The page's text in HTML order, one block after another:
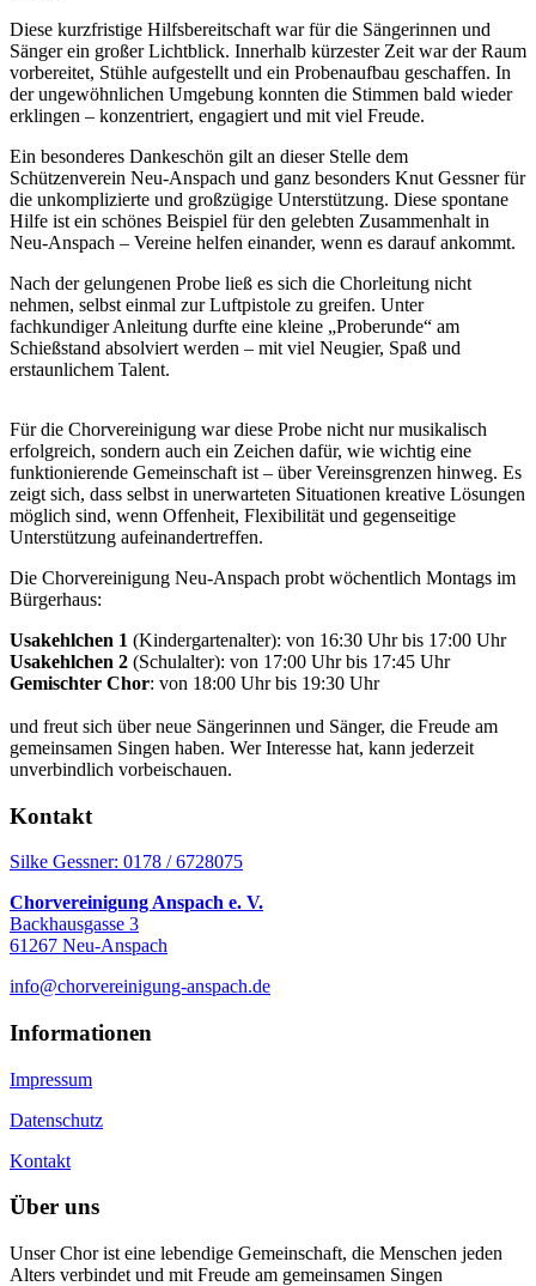
Diese kurzfristige Hilfsbereitschaft war für die Sängerinnen und
Sänger ein großer Lichtblick. Innerhalb kürzester Zeit war der Raum
vorbereitet, Stühle aufgestellt und ein Probenaufbau geschaffen. In
der ungewöhnlichen Umgebung konnten die Stimmen bald wieder
erklingen – konzentriert, engagiert und mit viel Freude.
Ein besonderes Dankeschön gilt an dieser Stelle dem
Schützenverein Neu-Anspach und ganz besonders Knut Gessner für
die unkomplizierte und großzügige Unterstützung. Diese spontane
Hilfe ist ein schönes Beispiel für den gelebten Zusammenhalt in
Neu-Anspach – Vereine helfen einander, wenn es darauf ankommt.
Nach der gelungenen Probe ließ es sich die Chorleitung nicht
nehmen, selbst einmal zur Luftpistole zu greifen. Unter
fachkundiger Anleitung durfte eine kleine „Proberunde“ am
Schießstand absolviert werden – mit viel Neugier, Spaß und
erstaunlichem Talent.
Für die Chorvereinigung war diese Probe nicht nur musikalisch
erfolgreich, sondern auch ein Zeichen dafür, wie wichtig eine
funktionierende Gemeinschaft ist – über Vereinsgrenzen hinweg. Es
zeigt sich, dass selbst in unerwarteten Situationen kreative Lösungen
möglich sind, wenn Offenheit, Flexibilität und gegenseitige
Unterstützung aufeinandertreffen.
Die Chorvereinigung Neu-Anspach probt wöchentlich Montags im
Bürgerhaus:
Usakehlchen 1 (Kindergartenalter): von 16:30 Uhr bis 17:00 Uhr
Usakehlchen 2 (Schulalter): von 17:00 Uhr bis 17:45 Uhr
Gemischter Chor: von 18:00 Uhr bis 19:30 Uhr
und freut sich über neue Sängerinnen und Sänger, die Freude am
gemeinsamen Singen haben. Wer Interesse hat, kann jederzeit
unverbindlich vorbeischauen.
Kontakt
Silke Gessner: 0178 / 6728075
Chorvereinigung Anspach e. V.
Backhausgasse 3
61267 Neu-Anspach
info@chorvereinigung-anspach.de
Informationen
Impressum
Datenschutz
Kontakt
Über uns
Unser Chor ist eine lebendige Gemeinschaft, die Menschen jeden
Alters verbindet und mit Freude am gemeinsamen Singen